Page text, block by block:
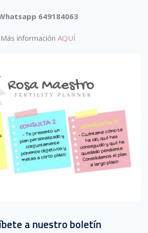
649184063
Más información AQUÍ
a nuestro boletín